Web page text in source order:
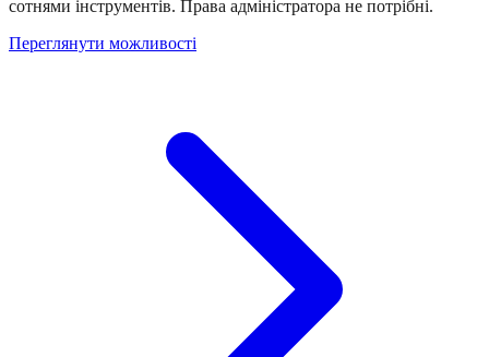
сотнями інструментів. Права адміністратора не потрібні.
Переглянути можливості